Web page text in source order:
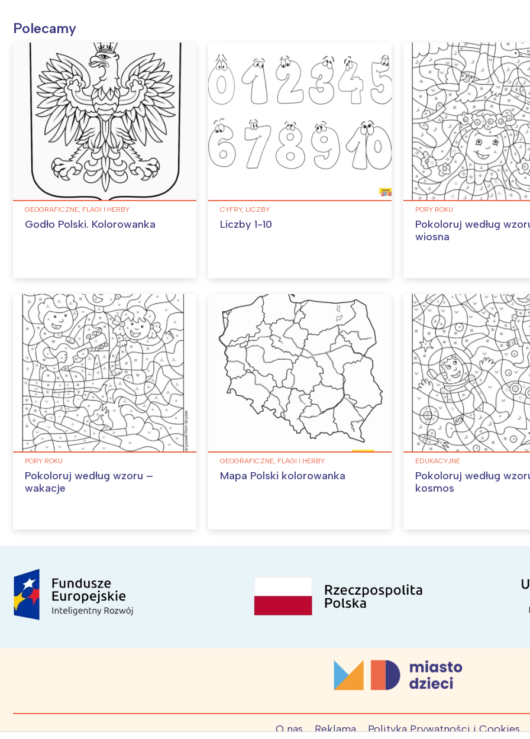
Polecamy
GEOGRAFICZNE, FLAGI I HERBY
Godło Polski. Kolorowanka
CYFRY, LICZBY
Liczby 1-10
PORY ROKU
Pokoloruj według
wiosna
PORY ROKU
Pokoloruj według wzoru –
wakacje
GEOGRAFICZNE, FLAGI I HERBY
Mapa Polski kolorowanka
EDUKACYJNE
Pokoloruj według
kosmos
O nas Reklama Polityka Prywatności i Cookies